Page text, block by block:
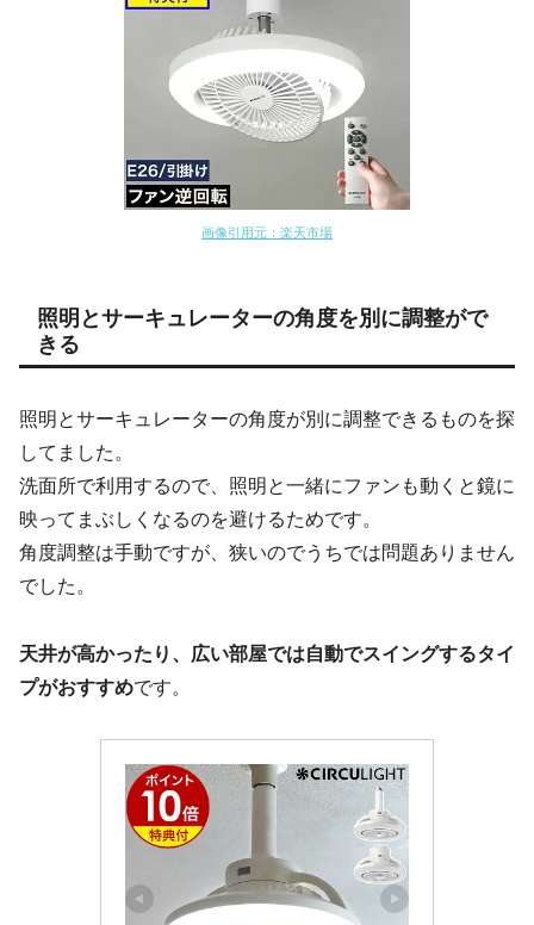
画像引用元：楽天市場
照明とサーキュレーターの角度を別に調整がで
きる
照明とサーキュレーターの角度が別に調整できるものを探
してました。
洗面所で利用するので、照明と一緒にファンも動くと鏡に
映ってまぶしくなるのを避けるためです。
角度調整は手動ですが、狭いのでうちでは問題ありません
でした。
天井が高かったり、広い部屋では自動でスイングするタイ
プがおすすめです。